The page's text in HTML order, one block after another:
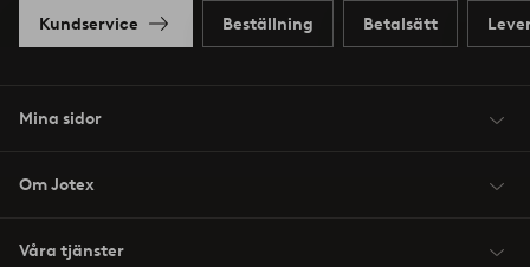
Kundservice Beställning Betalsätt
Mina sidor
Om Jotex
Våra tjänster